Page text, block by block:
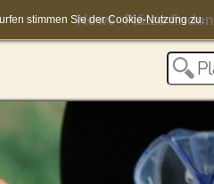
News Plätze finden
stimmen Sie der Cookie-Nutzung zu.